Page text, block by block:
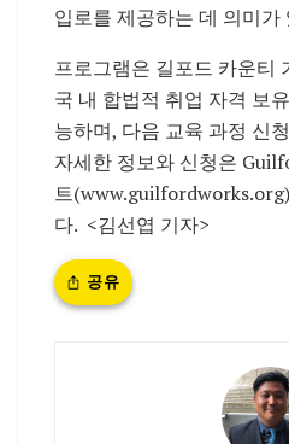
입로를 제공하는 데 의미가
프로그램은 길포드 카운티
국 내 합법적 취업 자격 보
능하며, 다음 교육 과정 신
자세한 정보와 신청은
트
다. <김선엽 기자>
공유